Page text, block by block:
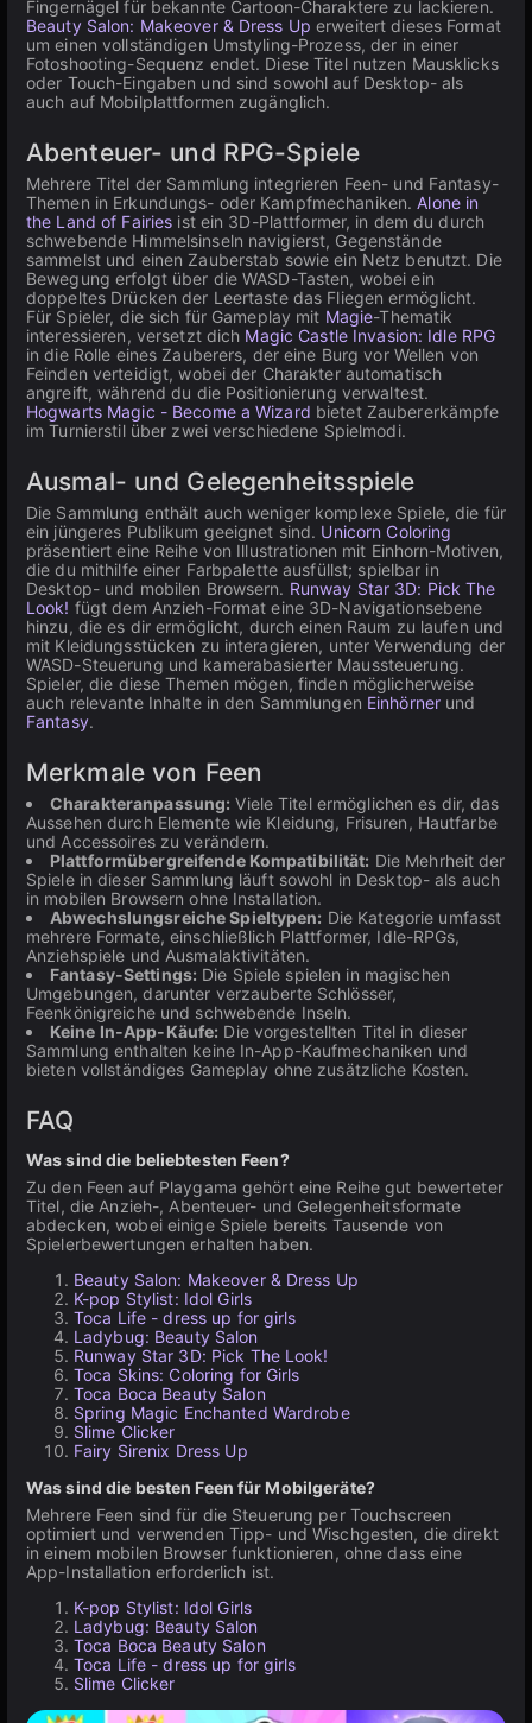
Fingernägel für bekannte Cartoon-Charaktere zu lackieren.
Beauty Salon: Makeover & Dress Up erweitert dieses Format
um einen vollständigen Umstyling-Prozess, der in einer
Fotoshooting-Sequenz endet. Diese Titel nutzen Mausklicks
oder Touch-Eingaben und sind sowohl auf Desktop- als
auch auf Mobilplattformen zugänglich.
Abenteuer- und RPG-Spiele
Mehrere Titel der Sammlung integrieren Feen- und Fantasy-
Themen in Erkundungs- oder Kampfmechaniken.Alone in
the Land of Fairies ist ein 3D-Plattformer, in dem du durch
schwebende Himmelsinseln navigierst, Gegenstände
sammelst und einen Zauberstab sowie ein Netz benutzt. Die
Bewegung erfolgt über die WASD-Tasten, wobei ein
doppeltes Drücken der Leertaste das Fliegen ermöglicht.
Für Spieler, die sich für Gameplay mit Magie-Thematik
interessieren, versetzt dich Magic Castle Invasion: Idle RPG
in die Rolle eines Zauberers, der eine Burg vor Wellen von
Feinden verteidigt, wobei der Charakter automatisch
angreift, während du die Positionierung verwaltest.
Hogwarts Magic - Become a Wizard bietet Zaubererkämpfe
im Turnierstil über zwei verschiedene Spielmodi.
Ausmal- und Gelegenheitsspiele
Die Sammlung enthält auch weniger komplexe Spiele, die für
ein jüngeres Publikum geeignet sind. Unicorn Coloring
präsentiert eine Reihe von Illustrationen mit Einhorn-Motiven,
die du mithilfe einer Farbpalette ausfüllst; spielbar in
Desktop- und mobilen Browsern. Runway Star 3D: Pick The
Look! fügt dem Anzieh-Format eine 3D-Navigationsebene
hinzu, die es dir ermöglicht, durch einen Raum zu laufen und
mit Kleidungsstücken zu interagieren, unter Verwendung der
WASD-Steuerung und kamerabasierter Maussteuerung.
Spieler, die diese Themen mögen, finden möglicherweise
auch relevante Inhalte in den Sammlungen Einhörner und
Fantasy.
Merkmale von Feen
Charakteranpassung: Viele Titel ermöglichen es dir, das
Aussehen durch Elemente wie Kleidung, Frisuren, Hautfarbe
und Accessoires zu verändern.
Plattformübergreifende Kompatibilität: Die Mehrheit der
Spiele in dieser Sammlung läuft sowohl in Desktop- als auch
in mobilen Browsern ohne Installation.
Abwechslungsreiche Spieltypen: Die Kategorie umfasst
mehrere Formate, einschließlich Plattformer, Idle-RPGs,
Anziehspiele und Ausmalaktivitäten.
Fantasy-Settings: Die Spiele spielen in magischen
Umgebungen, darunter verzauberte Schlösser,
Feenkönigreiche und schwebende Inseln.
Keine In-App-Käufe: Die vorgestellten Titel in dieser
Sammlung enthalten keine In-App-Kaufmechaniken und
bieten vollständiges Gameplay ohne zusätzliche Kosten.
FAQ
Was sind die beliebtesten Feen?
Zu den Feen auf Playgama gehört eine Reihe gut bewerteter
Titel, die Anzieh-, Abenteuer- und Gelegenheitsformate
abdecken, wobei einige Spiele bereits Tausende von
Spielerbewertungen erhalten haben.
Beauty Salon: Makeover & Dress Up
K-pop Stylist: Idol Girls
Toca Life - dress up for girls
Ladybug: Beauty Salon
Runway Star 3D: Pick The Look!
Toca Skins: Coloring for Girls
Toca Boca Beauty Salon
Spring Magic Enchanted Wardrobe
Slime Clicker
Fairy Sirenix Dress Up
Was sind die besten Feen für Mobilgeräte?
Mehrere Feen sind für die Steuerung per Touchscreen
optimiert und verwenden Tipp- und Wischgesten, die direkt
in einem mobilen Browser funktionieren, ohne dass eine
App-Installation erforderlich ist.
K-pop Stylist: Idol Girls
Ladybug: Beauty Salon
Toca Boca Beauty Salon
Toca Life - dress up for girls
Slime Clicker